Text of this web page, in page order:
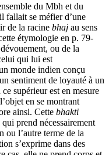
du Mbh et du
fallait se méfier d’une
de la racine bhaj au sens
étymologie en p. 79-
ou de la
qui lui est
monde indien conçu
sentiment de loyauté à un
supérieur est en mesure
en se montrant
ainsi. Cette bhakti
prend nécessairement
ou l’autre terme de la
s’exprime dans des